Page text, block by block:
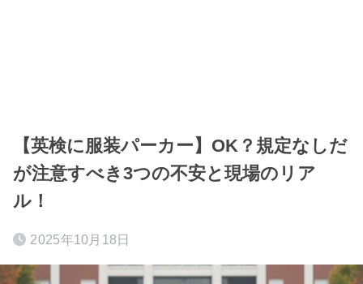
【英検に服装パーカー】OK？規定なしだ
が注意すべき3つの不安と現場のリア
ル！
2025年10月18日